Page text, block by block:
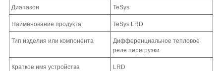
Диапазон TeSys
Наименование продукта TeSys LRD
Тип изделия или компонента
Дифференциальное тепловое
реле перегрузки
Краткое имя устройства LRD